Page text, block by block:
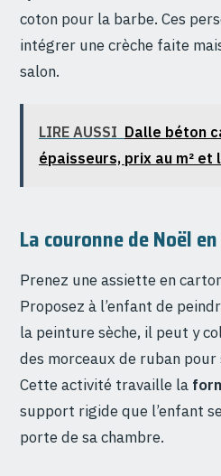
coton pour la barbe. Ces
intégrer une crèche faite
salon.
LIRE AUSSI Dalle béton
épaisseurs, prix au m² et
La couronne de Noël
Prenez une assiette en
Proposez à l’enfant de
la peinture sèche, il peut y
des morceaux de ruban
Cette activité travaille la
support rigide que l’enfant
porte de sa chambre.